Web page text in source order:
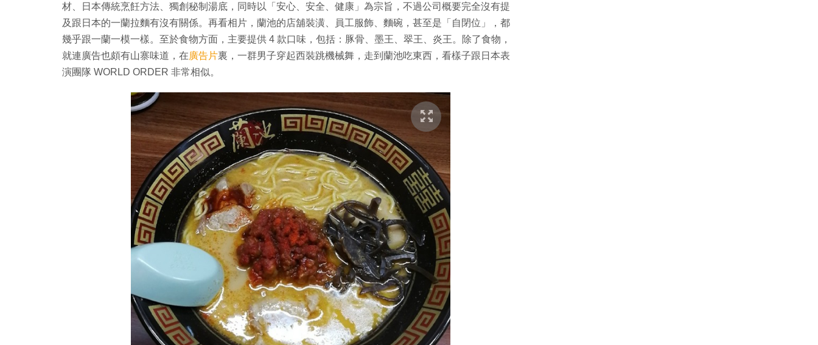
材、日本傳統烹飪方法、獨創秘制湯底，同時以「安心、安全、健康」為宗旨，不過公司概要完全沒有提
及跟日本的一蘭拉麵有沒有關係。再看相片，蘭池的店舖裝潢、員工服飾、麵碗，甚至是「自閉位」，都
幾乎跟一蘭一模一樣。至於食物方面，主要提供 4 款口味，包括：豚骨、墨王、翠王、炎王。除了食物，
就連廣告也頗有山寨味道，在廣告片裏，一群男子穿起西裝跳機械舞，走到蘭池吃東西，看樣子跟日本表
演團隊 WORLD ORDER 非常相似。